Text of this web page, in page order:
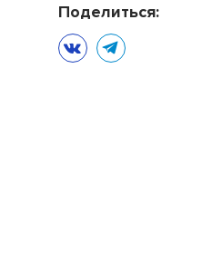
Поделиться: